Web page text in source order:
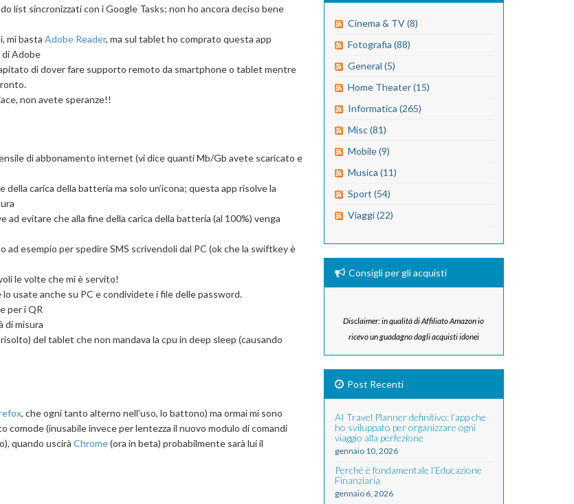
list sincronizzati con i Google Tasks; non ho ancora deciso bene
mi basta Adobe Reader, ma sul tablet ho comprato questa app
Adobe
di dover fare supporto remoto da smartphone o tablet mentre
non avete speranze!!
di abbonamento internet (vi dice quanti Mb/Gb avete scaricato e
della carica della batteria ma solo un’icona; questa app risolve la
ad evitare che alla fine della carica della batteria (al 100%) venga
ad esempio per spedire SMS scrivendoli dal PC (ok che la swiftkey è
le volte che mi è servito!
usate anche su PC e condividete i file delle password.
per i QR
di misura
del tablet che non mandava la cpu in deep sleep (causando
, che ogni tanto alterno nell’uso, lo battono) ma ormai mi sono
(inusabile invece per lentezza il nuovo modulo di comandi
quando uscirà Chrome(ora in beta) probabilmente sarà lui il
Cinema & TV (8)
Fotografia (88)
General (5)
Home Theater (15)
Informatica (265)
Misc (81)
Mobile (9)
Musica (11)
Sport (54)
Viaggi (22)
Consigli per gli acquisti
Disclaimer: in qualità di Affiliato Amazon io
ricevo un guadagno dagli acquisti idonei
Post Recenti
AI Travel Planner definitivo: l’app che
ho sviluppato per organizzare ogni
viaggio alla perfezione
gennaio 10, 2026
Perché è fondamentale l’Educazione
Finanziaria
gennaio 6, 2026